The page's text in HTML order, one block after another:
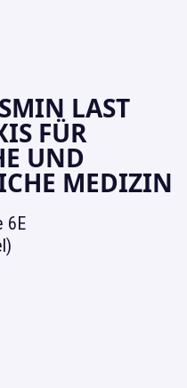
LAST
FÜR
UND
MEDIZIN
6E